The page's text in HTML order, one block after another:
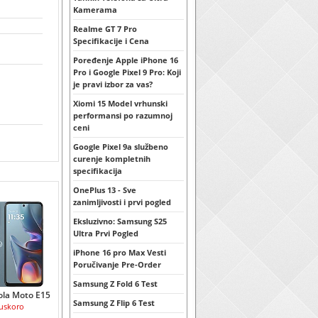
Moto E15
Kamerama
Realme GT 7 Pro
Specifikacije i Cena
Poređenje Apple iPhone 16
Pro i Google Pixel 9 Pro: Koji
je pravi izbor za vas?
Xiomi 15 Model vrhunski
performansi po razumnoj
ceni
Google Pixel 9a službeno
curenje kompletnih
specifikacija
OnePlus 13 - Sve
zanimljivosti i prvi pogled
Eksluzivno: Samsung S25
Ultra Prvi Pogled
iPhone 16 pro Max Vesti
Poručivanje Pre-Order
Samsung Z Fold 6 Test
Samsung Z Flip 6 Test